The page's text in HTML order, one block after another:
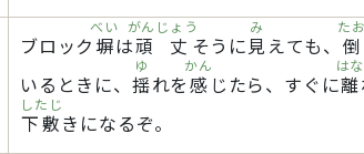
ブロック 塀
べい
は頑丈
がんじょう
そうに見
み
えても、 倒
たお
いるときに、 揺
ゆ
れを 感
かん
じたら、すぐに離
はな
下敷
したじ
きになるぞ。